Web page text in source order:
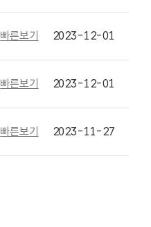
빠른보기 2023-12-01
빠른보기 2023-12-01
빠른보기 2023-11-27